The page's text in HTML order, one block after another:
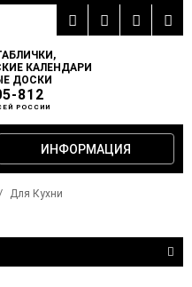
КАЛЕНДАРИ
ДОСКИ
812
РОССИИ
ИНФОРМАЦИЯ
Для Кухни